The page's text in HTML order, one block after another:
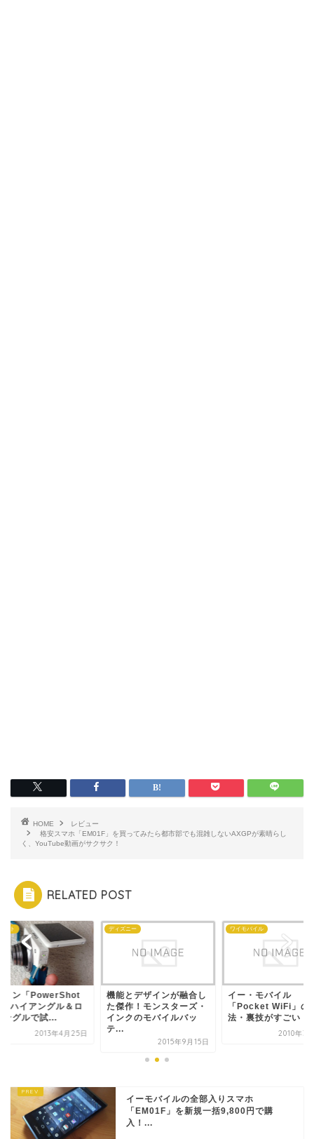
HOME
レビュー
格安スマホ「EM01F」を買ってみたら都市部でも混雑しないAXGPが素晴らし
く、YouTube動画がサクサク！
RELATED POST
PowerShot
ングル＆ロ
で試...
2013年4月25日
ディズニー
機能とデザインが融合し
た傑作！モンスターズ・
インクのモバイルバッ
テ...
2015年9月15日
ワイモバイル
イー・モバイル
「Pocket WiFi」の活用
法・裏技がすごい！
2010年3月30日
イーモバイルの全部入りスマホ
「EM01F」を新規一括9,800円で購
入！...